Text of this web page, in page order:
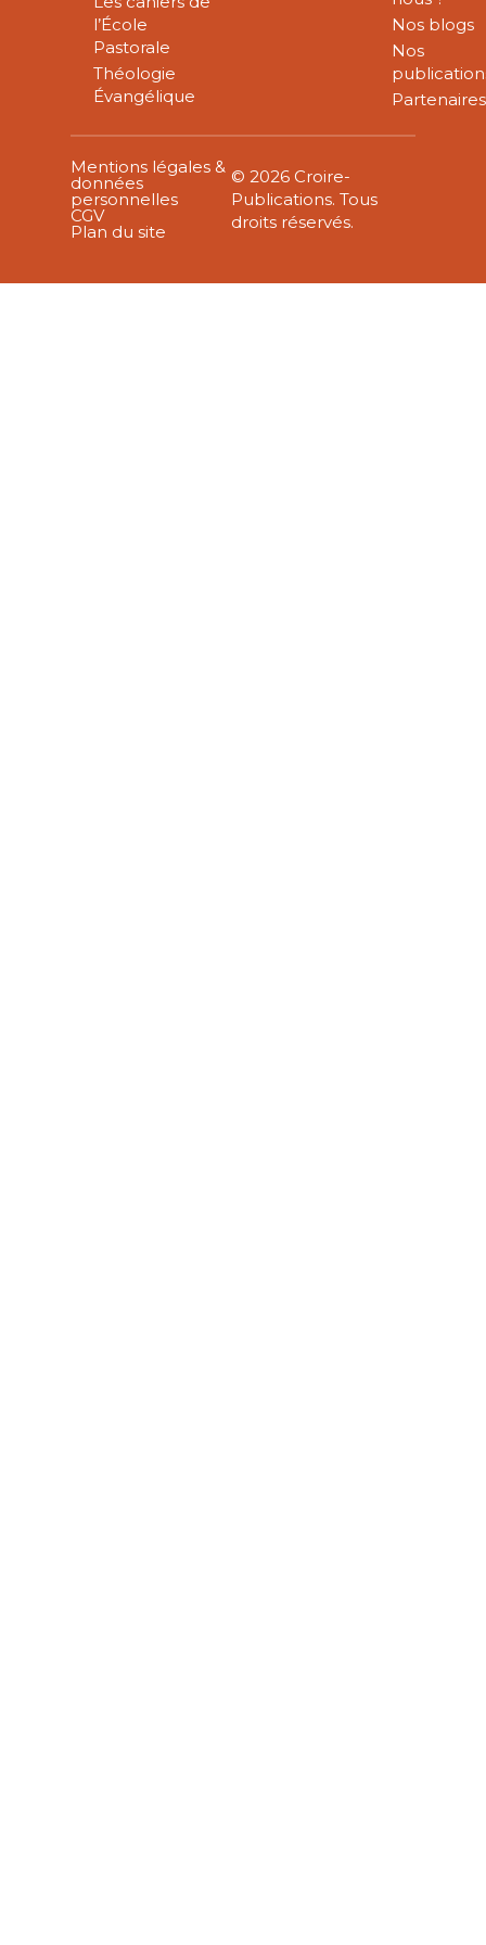
l’École
Pastorale
Théologie
Évangélique
Nos blogs
Nos
Partenaires
Mentions légales &
données
personnelles
CGV
Plan du site
© 2026 Croire-
Publications. Tous
droits réservés.